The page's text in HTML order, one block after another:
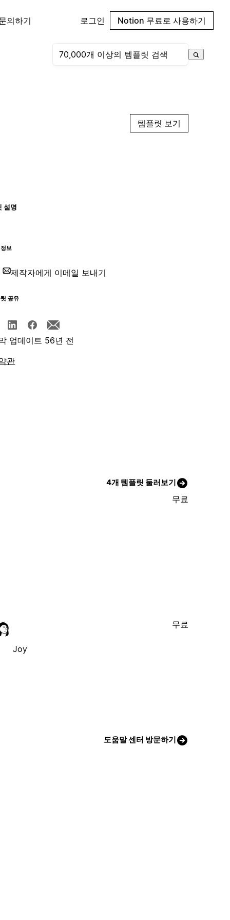
의하기 로그인 Notion 무료로 사용하기
템플릿 보기
설명
보
제작자에게 이메일 보내기
공유
업데이트 56년 전
관
4개 템플릿 둘러보기
무료
Joy
무료
도움말 센터 방문하기